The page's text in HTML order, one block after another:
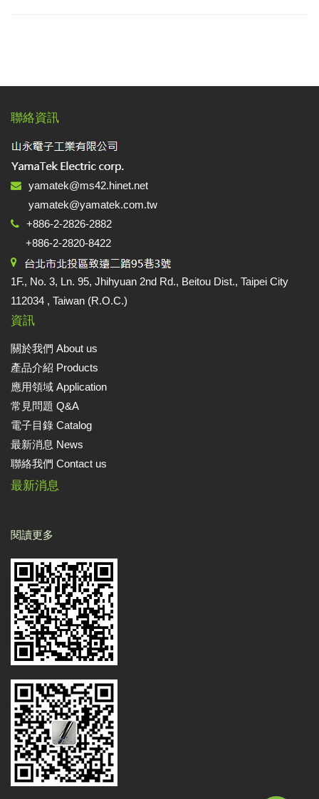
聯絡資訊
yamatek@ms42.hinet.net
yamatek@yamatek.com.tw
+886-2-2826-2882
+886-2-2820-8422
1F., No. 3, Ln. 95, Jhihyuan 2nd Rd., Beitou Dist., Taipei City
112034 , Taiwan (R.O.C.)
資訊
關於我們 About us
產品介紹 Products
應用領域 Application
常見問題 Q&A
電子目錄 Catalog
最新消息 News
聯絡我們 Contact us
最新消息
閱讀更多